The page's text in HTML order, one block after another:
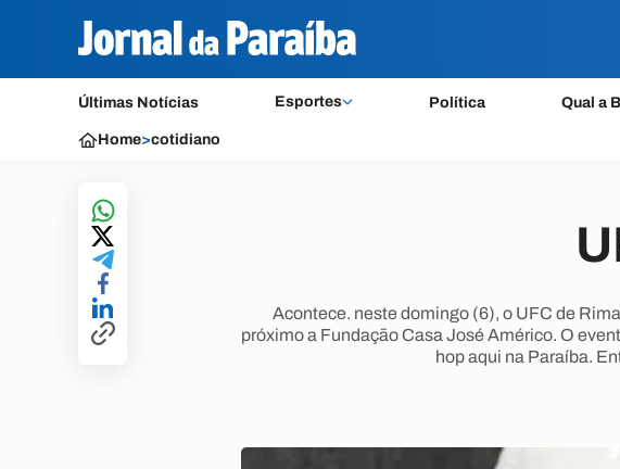
Últimas Notícias Esportes Política Qual a
Home>cotidiano
Acontece. neste domingo (6), o UFC de
próximo a Fundação Casa José Américo. O
hop aqui na Paraíba.